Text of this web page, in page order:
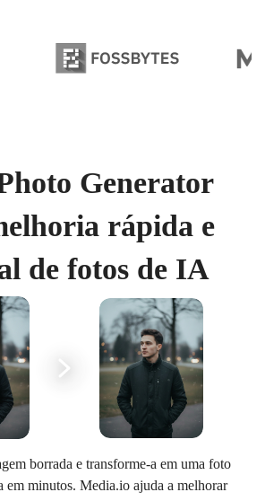
Generator
rápida e
de fotos de IA
borrada e transforme-a em uma foto
em minutos. Media.io ajuda a melhorar